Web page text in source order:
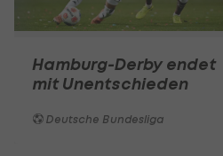
Hamburg-Derby endet
mit Unentschieden
Deutsche Bundesliga